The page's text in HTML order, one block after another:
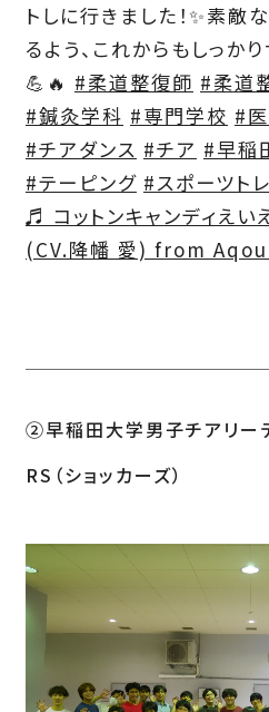
トしに行きました！✨素敵
るよう、これからもしっか
💪🔥 #柔道整復師 #柔道
#鍼灸学科 #専門学校 #
#チアダンス #チア #早稲
#テーピング #スポーツト
♬ コットンキャンディえい
(CV.降幡 愛) from
②早稲田大学男子チアリー
RS（ショッカーズ）